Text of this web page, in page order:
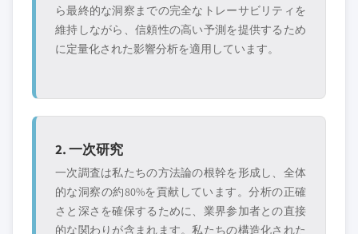
ら最終的な洞察までの完全なトレーサビリティを
維持しながら、信頼性の高い予測を提供するため
に定量化された影響分析を適用しています。
2. 一次研究
一次調査は私たちの方法論の根幹を形成し、全体
的な洞察の約80%を貢献しています。分析の正確
さと深さを確保するために、業界参加者との直接
的な関わりが含まれます。私たちの構造化された